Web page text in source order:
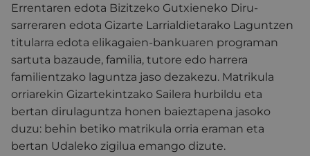
Errentaren edota Bizitzeko Gutxieneko Diru-
sarreraren edota Gizarte Larrialdietarako Laguntzen
titularra edota elikagaien-bankuaren programan
sartuta bazaude, familia, tutore edo harrera
familientzako laguntza jaso dezakezu. Matrikula
orriarekin Gizartekintzako Sailera hurbildu eta
bertan dirulaguntza honen baieztapena jasoko
duzu: behin betiko matrikula orria eraman eta
bertan Udaleko zigilua emango dizute.